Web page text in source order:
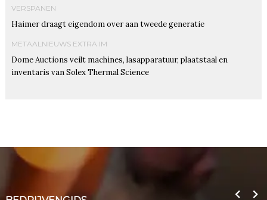
VERSPANEN
Haimer draagt eigendom over aan tweede generatie
METAALNIEUWS EXTRA IM
Dome Auctions veilt machines, lasapparatuur, plaatstaal en
inventaris van Solex Thermal Science